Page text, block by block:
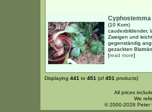
(10 Korn)
caudexbildender,
Zweigen und
gegenständig
gezackten
[read more]
Displaying 441 to 451 (of 451 products)
All prices
We
© 2000-2026 Peter